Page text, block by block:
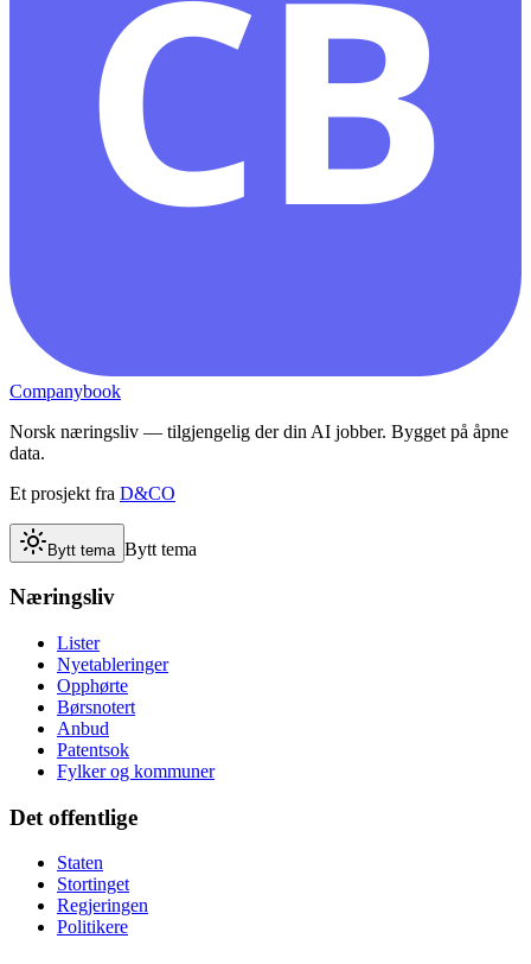
CB
Companybook
Norsk næringsliv — tilgjengelig der din AI jobber. Bygget på åpne
data.
Et prosjekt fra D&CO
Bytt tema Bytt tema
Næringsliv
Lister
Nyetableringer
Opphørte
Børsnotert
Anbud
Patentsok
Fylker og kommuner
Det offentlige
Staten
Stortinget
Regjeringen
Politikere